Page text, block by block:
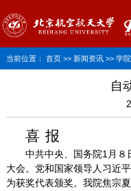
当前位置： 首页>> 新闻资讯>> 学
自
喜 报
中共中央、国务院1月８
大会。党和国家领导人习近
为获奖代表颁奖。我院焦宗